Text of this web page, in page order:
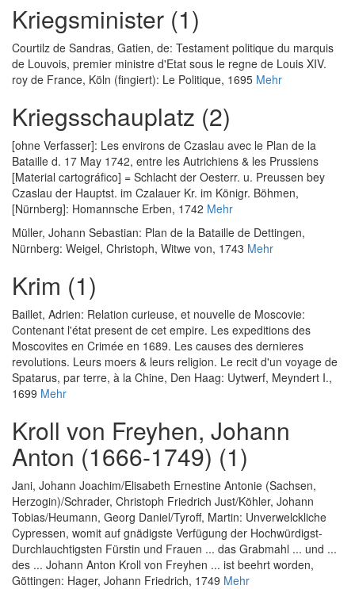
Kriegsminister (1)
Courtilz de Sandras, Gatien, de: Testament politique du marquis
de Louvois, premier ministre d'Etat sous le regne de Louis XIV.
roy de France, Köln (fingiert): Le Politique, 1695 Mehr
Kriegsschauplatz (2)
[ohne Verfasser]: Les environs de Czaslau avec le Plan de la
Bataille d. 17 May 1742, entre les Autrichiens & les Prussiens
[Material cartográfico] = Schlacht der Oesterr. u. Preussen bey
Czaslau der Hauptst. im Czalauer Kr. im Königr. Böhmen,
[Nürnberg]: Homannsche Erben, 1742 Mehr
Müller, Johann Sebastian: Plan de la Bataille de Dettingen,
Nürnberg: Weigel, Christoph, Witwe von, 1743 Mehr
Krim (1)
Baillet, Adrien: Relation curieuse, et nouvelle de Moscovie:
Contenant l'état present de cet empire. Les expeditions des
Moscovites en Crimée en 1689. Les causes des dernieres
revolutions. Leurs moers & leurs religion. Le recit d'un voyage de
Spatarus, par terre, à la Chine, Den Haag: Uytwerf, Meyndert I.,
1699 Mehr
Kroll von Freyhen, Johann
Anton (1666-1749) (1)
Jani, Johann Joachim/Elisabeth Ernestine Antonie (Sachsen,
Herzogin)/Schrader, Christoph Friedrich Just/Köhler, Johann
Tobias/Heumann, Georg Daniel/Tyroff, Martin: Unverwelckliche
Cypressen, womit auf gnädigste Verfügung der Hochwürdigst-
Durchlauchtigsten Fürstin und Frauen ... das Grabmahl ... und ...
des ... Johann Anton Kroll von Freyhen ... ist beehrt worden,
Göttingen: Hager, Johann Friedrich, 1749 Mehr